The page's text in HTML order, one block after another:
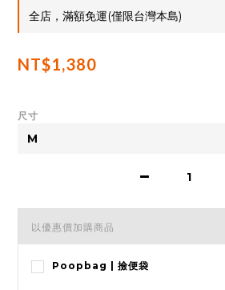
全店，滿額免運(僅限台灣本島)
NT$1,380
尺寸
以優惠價加購商品
Poopbag | 撿便袋